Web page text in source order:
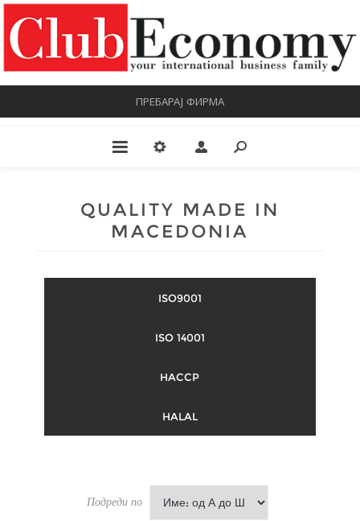
ПРЕБАРАЈ ФИРМА
QUALITY MADE IN
MACEDONIA
ISO9001
ISO 14001
HACCP
HALAL
Подреди по